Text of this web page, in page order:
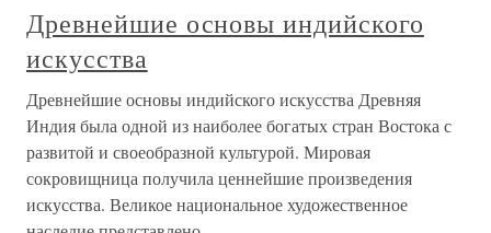
Древнейшие основы индийского
искусства
Древнейшие основы индийского искусства Древняя
Индия была одной из наиболее богатых стран Востока с
развитой и своеобразной культурой. Мировая
сокровищница получила ценнейшие произведения
искусства. Великое национальное художественное